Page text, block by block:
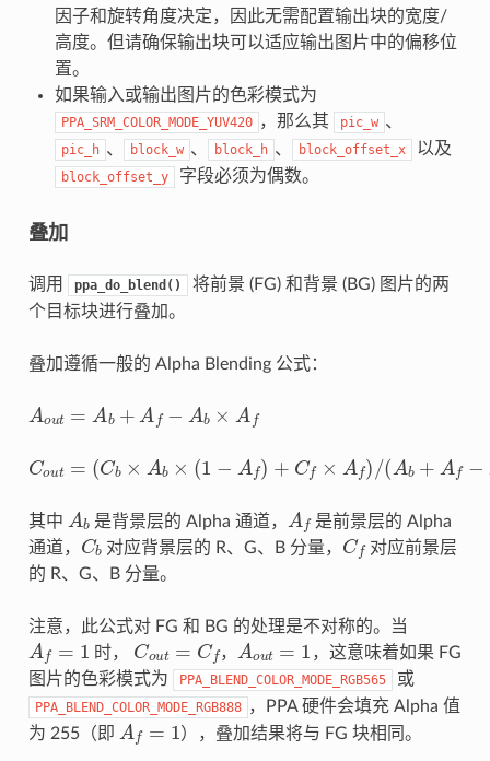
因子和旋转角度决定，因此无需配置输出块的宽度/
高度。但请确保输出块可以适应输出图片中的偏移位
置。
如果输入或输出图片的色彩模式为
PPA_SRM_COLOR_MODE_YUV420 ，那么其 pic_w 、
pic_h 、 block_w 、 block_h 、 block_offset_x 以及
block_offset_y 字段必须为偶数。
叠加
调用 ppa_do_blend()
将前景 (FG) 和背景 (BG) 图片的两
个目标块进行叠加。
叠加遵循一般的 Alpha Blending 公式：
A b A − A
Co Cb b× −A C × A )/( +A f −A b A )
其中 A 是背景层的 Alpha 通道， A 是前景层的 Alpha
通道，
Cb 对应背景层的 R、G、B 分量， Cf 对应前景层
的 R、G、B 分量。
注意，此公式对 FG 和 BG 的处理是不对称的。当
A 时， Co Cf ， A 1 ，这意味着如果 FG
图片的色彩模式为
PPA_BLEND_COLOR_MODE_RGB565 或
PPA_BLEND_COLOR_MODE_RGB888 ，PPA 硬件会填充 Alpha 值
为 255（即 Af=1 ），叠加结果将与 FG 块相同。